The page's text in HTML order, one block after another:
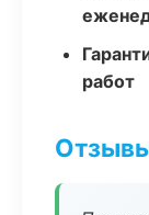
работ